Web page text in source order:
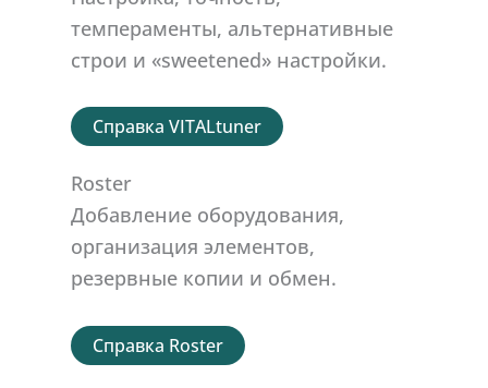
темпераменты, альтернативные
строи и «sweetened» настройки.
Справка VITALtuner
Roster
Добавление оборудования,
организация элементов,
резервные копии и обмен.
Справка Roster